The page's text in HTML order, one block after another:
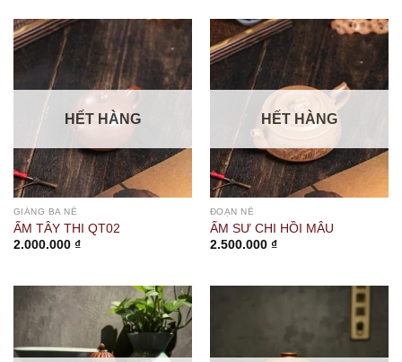
HẾT HÀNG
GIÁNG BA NÊ
ẤM TÂY THI QT02
2.000.000 ₫
HẾT HÀNG
ĐOẠN NÊ
ẤM SƯ CHI HỒI MÂU
2.500.000 ₫